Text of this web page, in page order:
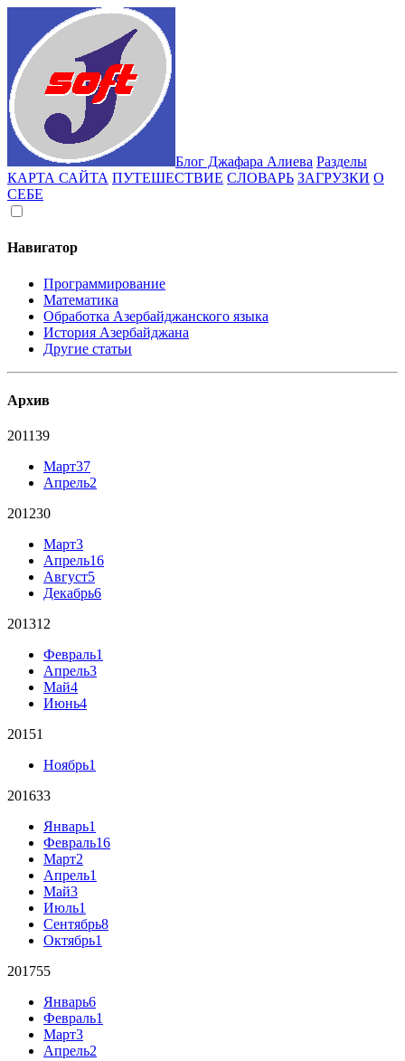
Блог Джафара Алиева Разделы
КАРТА САЙТА ПУТЕШЕСТВИЕ СЛОВАРЬ ЗАГРУЗКИ О
СЕБЕ
Навигатор
Программирование
Математика
Обработка Азербайджанского языка
История Азербайджана
Другие статьи
Архив
201139
Март37
Апрель2
201230
Март3
Апрель16
Август5
Декабрь6
201312
Февраль1
Апрель3
Май4
Июнь4
20151
Ноябрь1
201633
Январь1
Февраль16
Март2
Апрель1
Май3
Июль1
Сентябрь8
Октябрь1
201755
Январь6
Февраль1
Март3
Апрель2